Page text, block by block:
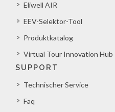
Eliwell AIR
EEV-Selektor-Tool
Produktkatalog
Virtual Tour Innovation Hub
SUPPORT
Technischer Service
Faq